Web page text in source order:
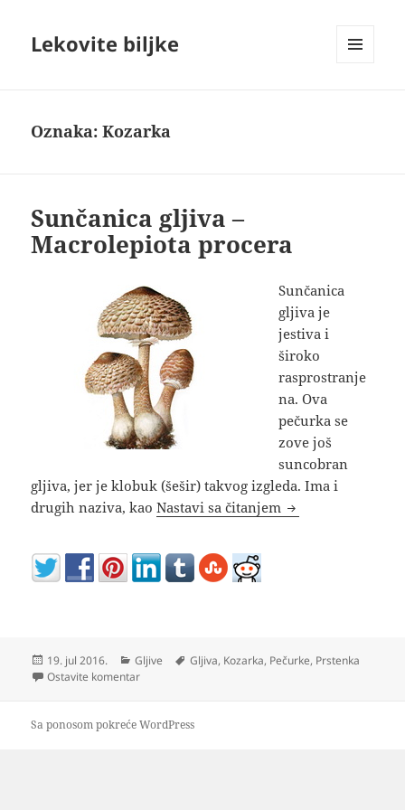
Lekovite biljke
Oznaka:Kozarka
Sunčanica gljiva –
Macrolepiota procera
Sunčanica
gljiva je
jestiva i
široko
rasprostranje
na. Ova
pečurka se
zove još
suncobran
gljiva, jer je klobuk (šešir) takvog izgleda. Ima i
drugih naziva, kaoNastavi sa čitanjem Sunčanica gljiva
Objavljeno
19. jul 2016. Kategorije
Gljive Oznake
Gljiva, Kozarka, Pečurke, Prstenka
Ostavite komentarna Sunčanica gljiva – Macrolepiota procera
Sa ponosom pokreće WordPress